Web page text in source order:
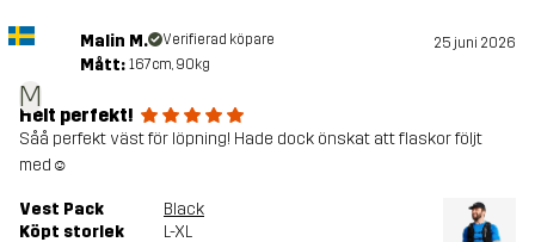
M
Malin M. Verifierad köpare 25 juni 2026
Mått: 167cm, 90kg
Helt perfekt!
Såå perfekt väst för löpning! Hade dock önskat att flaskor följt
med☺️
Vest Pack
Black
Köpt storlek
L-XL